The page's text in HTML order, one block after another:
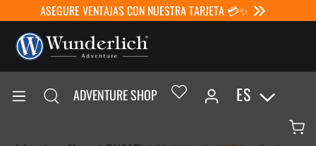
ASEGURE VENTAJAS CON NUESTRA TARJETA 💳✨
ADVENTURE SHOP ES